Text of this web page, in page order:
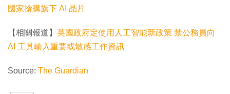
國家搶購旗下 AI 晶片
【相關報道】 英國政府定使用人工智能新政策 禁公務員向
AI 工具輸入重要或敏感工作資訊
Source: The Guardian